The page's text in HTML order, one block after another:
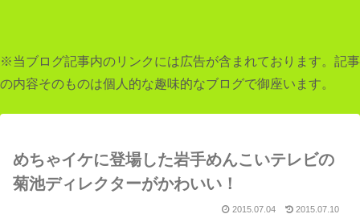
※当ブログ記事内のリンクには広告が含まれております。記事
の内容そのものは個人的な趣味的なブログで御座います。
めちゃイケに登場した岩手めんこいテレビの
菊池ディレクターがかわいい！
2015.07.04 2015.07.10